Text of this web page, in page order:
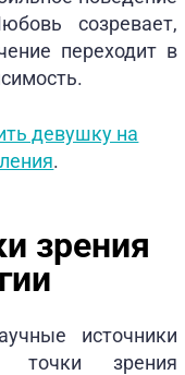
созревает,
переходит в
девушку на
.
зрения
источники
точки зрения